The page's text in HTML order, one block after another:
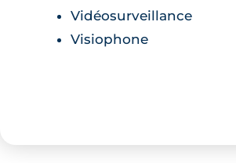
Vidéosurveillance
Visiophone